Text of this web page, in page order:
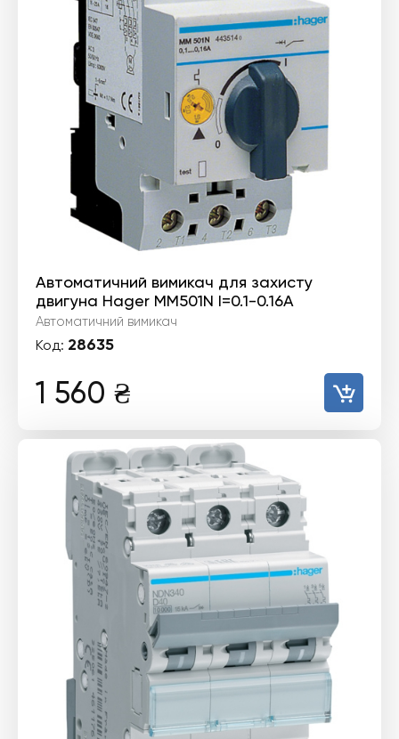
Автоматичний вимикач для захисту
двигуна Hager MM501N I=0.1-0.16А
Автоматичний вимикач
Код: 28635
1 560 ₴